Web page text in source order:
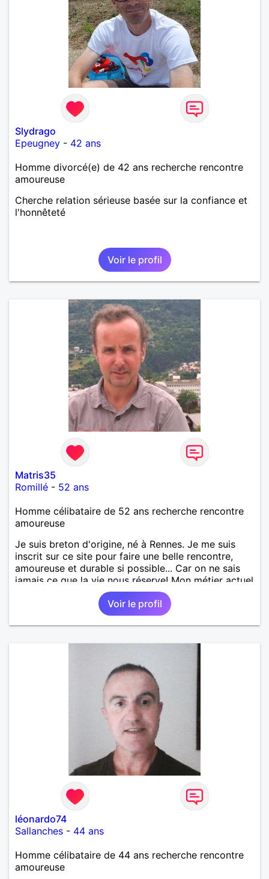
Slydrago
Epeugney - 42 ans
Homme divorcé(e) de 42 ans recherche rencontre
amoureuse
Cherche relation sérieuse basée sur la confiance et
l'honnêteté
Voir le profil
Matris35
Romillé - 52 ans
Homme célibataire de 52 ans recherche rencontre
amoureuse
Je suis breton d'origine, né à Rennes. Je me suis
inscrit sur ce site pour faire une belle rencontre,
amoureuse et durable si possible... Car on ne sais
jamais ce que la vie nous réserve! Mon métier actuel
est électricien en tant que agent technique
territorial. J'ai enseigné en tant que professeur des
écoles mais j'ai voulu changer. J'aime la culture en
générale: le cinéma, la littérature, le dessin, l'Art, un
Mais je ne vais pas tout dire, à vous de me
contacter pour faire plus ample connaissance!...
Voir le profil
léonardo74
Sallanches - 44 ans
Homme célibataire de 44 ans recherche rencontre
amoureuse